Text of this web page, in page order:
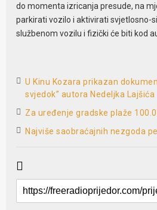
do momenta izricanja presude, na
parkirati vozilo i aktivirati svjetlosno-
službenom vozilu i fizički će biti kod
U Kinu Kozara prikazan
svjedok” autora Nedeljka Lajšića
Za uređenje gradske plaže
Najviše saobraćajnih nezgoda